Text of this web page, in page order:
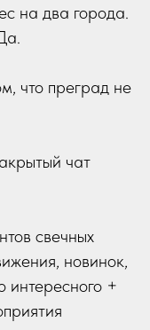
на два города.
что преград не
чат
свечных
новинок,
интересного +